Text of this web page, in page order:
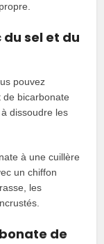
sel et du
pouvez
de bicarbonate
dissoudre les
à une cuillère
un chiffon
les
de